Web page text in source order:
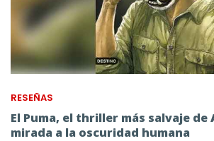
RESEÑAS
El Puma, el thriller más salvaje de
mirada a la oscuridad humana